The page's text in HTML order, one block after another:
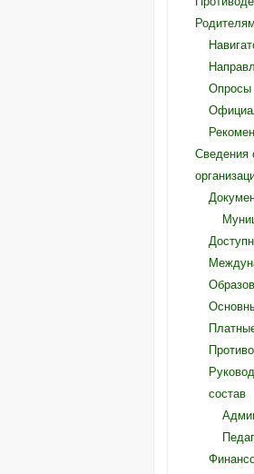
Родителям
Опросы
Сведения
состав